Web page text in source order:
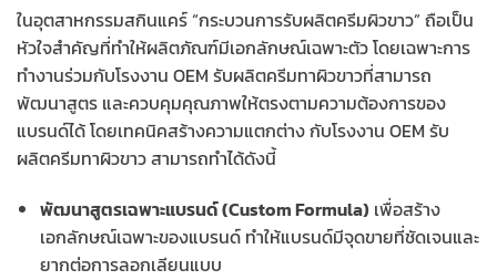
ในอุตสาหกรรมสกินแคร์ “กระบวนการรับผลิตครีมผิวขาว” ถือเป็น
หัวใจสำคัญที่ทำให้ผลิตภัณฑ์มีเอกลักษณ์เฉพาะตัว โดยเฉพาะการ
ทำงานร่วมกับโรงงาน OEM รับผลิตครีมทาผิวขาวที่สามารถ
พัฒนาสูตร และควบคุมคุณภาพให้ตรงตามความต้องการของ
แบรนด์ได้ โดยเทคนิคสร้างความแตกต่าง กับโรงงาน OEM รับ
ผลิตครีมทาผิวขาว สามารถทำได้ดังนี้
พัฒนาสูตรเฉพาะแบรนด์ (Custom Formula)เพื่อสร้าง
เอกลักษณ์เฉพาะของแบรนด์ ทำให้แบรนด์มีจุดขายที่ชัดเจนและ
ยากต่อการลอกเลียนแบบ